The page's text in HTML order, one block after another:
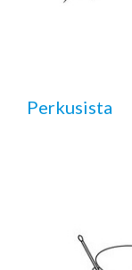
Perkusista